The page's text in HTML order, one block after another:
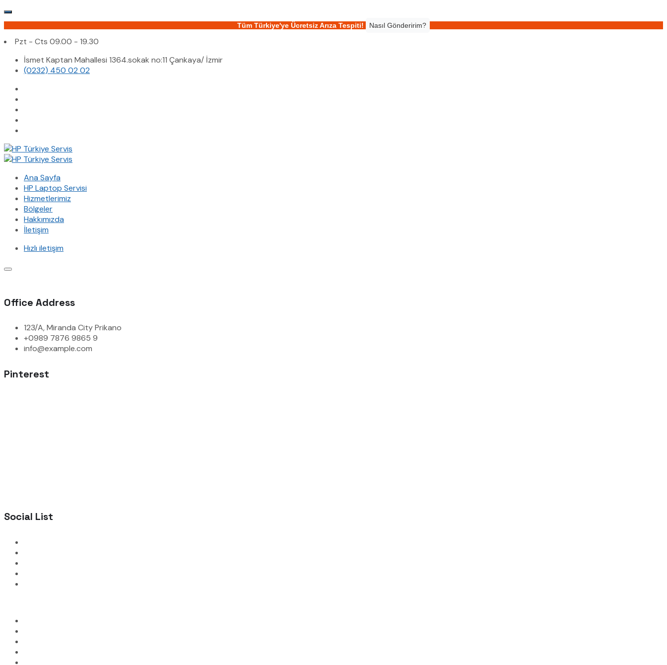
Tüm Türkiye'ye Ücretsiz Arıza Tespiti! Nasıl Gönderirim?
Pzt - Cts 09.00 - 19.30
İsmet Kaptan Mahallesi 1364.sokak no:11 Çankaya/ İzmir
(0232) 450 02 02
Ana Sayfa
HP Laptop Servisi
Hizmetlerimiz
Bölgeler
Hakkımızda
İletişim
Hızlı iletişim
Office Address
123/A, Miranda City Prikano
+0989 7876 9865 9
info@example.com
Pinterest
Social List